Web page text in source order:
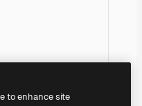
to enhance site